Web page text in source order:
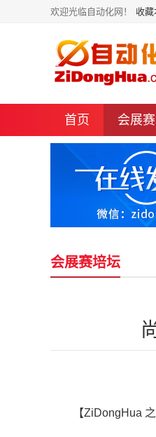
欢迎光临自动化网！ 收
首页 会展
会展赛培坛
【ZiDongHua 之“